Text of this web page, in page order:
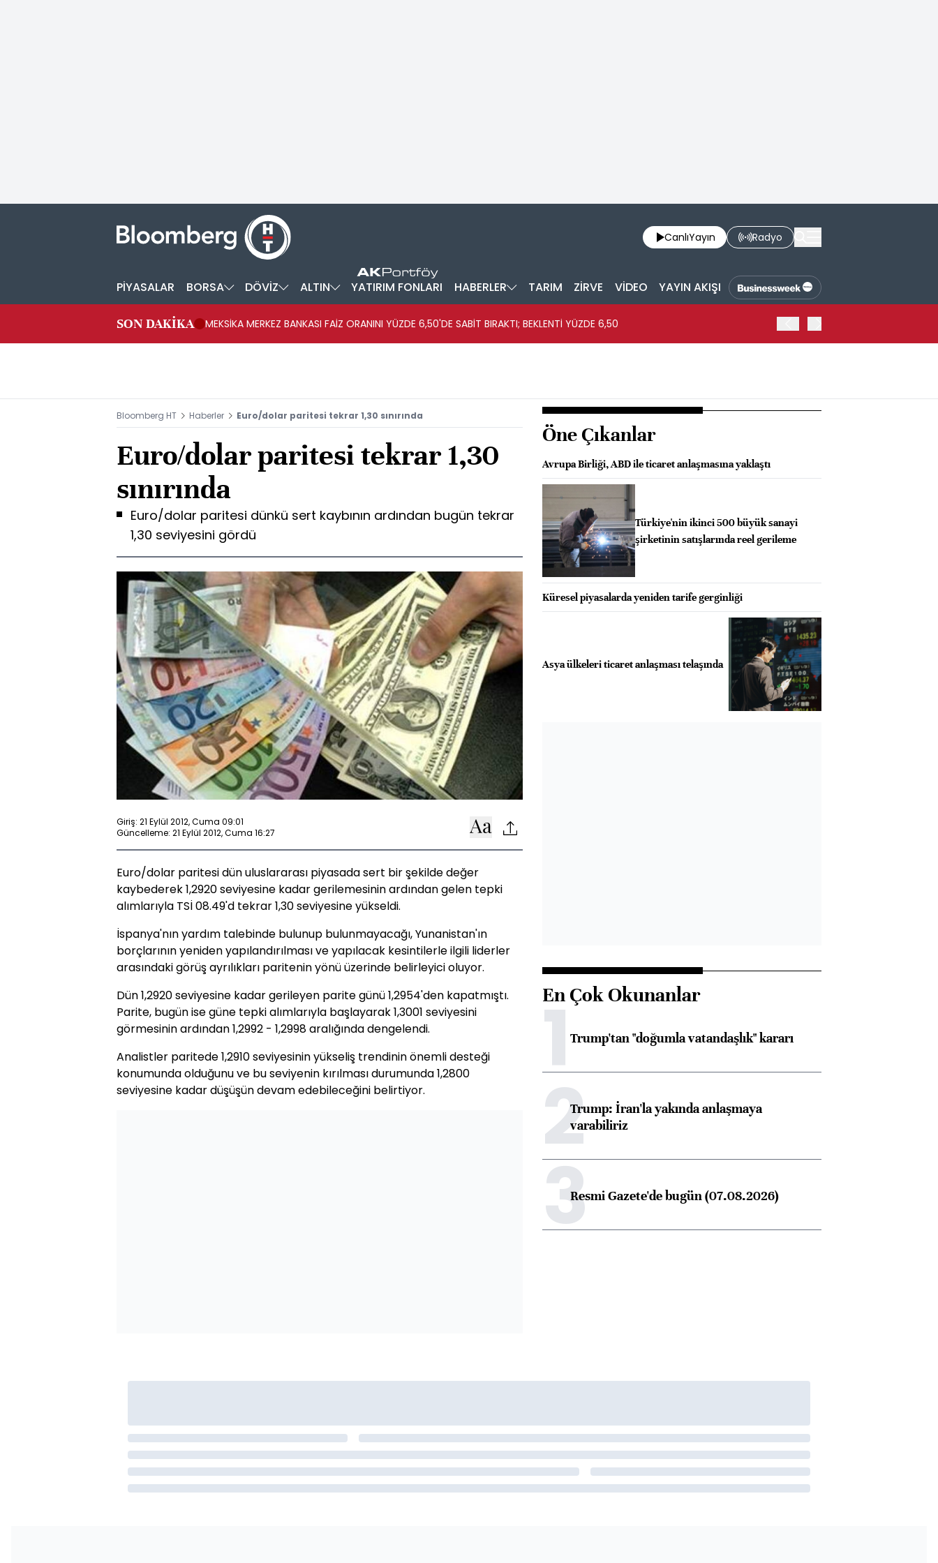
CanlıYayın Radyo
PİYASALAR BORSA DÖVİZ ALTIN YATIRIM FONLARI HABERLER TARIM ZİRVE VİDEO YAYIN AKIŞI
SON DAKİKA MEKSİKA MERKEZ BANKASI FAİZ ORANINI YÜZDE 6,50'DE SABİT BIRAKTI; BEKLENTİ YÜZDE 6,50
Bloomberg HT Haberler Euro/dolar paritesi tekrar 1,30 sınırında
Euro/dolar paritesi tekrar 1,30
sınırında
Euro/dolar paritesi dünkü sert kaybının ardından bugün tekrar
1,30 seviyesini gördü
Giriş: 21 Eylül 2012, Cuma 09:01
Güncelleme: 21 Eylül 2012, Cuma 16:27
Euro/dolar paritesi dün uluslararası piyasada sert bir şekilde değer
kaybederek 1,2920 seviyesine kadar gerilemesinin ardından gelen tepki
alımlarıyla TSİ 08.49'd tekrar 1,30 seviyesine yükseldi.
İspanya'nın yardım talebinde bulunup bulunmayacağı, Yunanistan'ın
borçlarının yeniden yapılandırılması ve yapılacak kesintilerle ilgili liderler
arasındaki görüş ayrılıkları paritenin yönü üzerinde belirleyici oluyor.
Dün 1,2920 seviyesine kadar gerileyen parite günü 1,2954'den kapatmıştı.
Parite, bugün ise güne tepki alımlarıyla başlayarak 1,3001 seviyesini
görmesinin ardından 1,2992 - 1,2998 aralığında dengelendi.
Analistler paritede 1,2910 seviyesinin yükseliş trendinin önemli desteği
konumunda olduğunu ve bu seviyenin kırılması durumunda 1,2800
seviyesine kadar düşüşün devam edebileceğini belirtiyor.
Öne Çıkanlar
Avrupa Birliği, ABD ile ticaret anlaşmasına yaklaştı
Türkiye'nin ikinci 500 büyük sanayi
şirketinin satışlarında reel gerileme
Küresel piyasalarda yeniden tarife gerginliği
Asya ülkeleri ticaret anlaşması telaşında
En Çok Okunanlar
1Trump'tan "doğumla vatandaşlık" kararı
2Trump: İran'la yakında anlaşmaya
varabiliriz
3Resmi Gazete'de bugün (07.08.2026)